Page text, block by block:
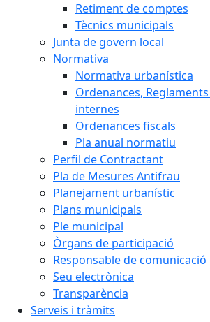
Retiment de comptes
Tècnics municipals
Junta de govern local
Normativa
Normativa urbanística
Ordenances,
internes
Ordenances fiscals
Pla anual normatiu
Perfil de Contractant
Pla de Mesures Antifrau
Planejament urbanístic
Plans municipals
Ple municipal
Òrgans de participació
Responsable de
Seu electrònica
Transparència
Serveis i tràmits